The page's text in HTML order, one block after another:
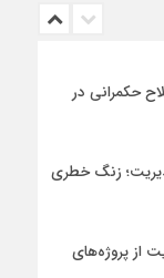
حکمرانی در
زنگ خطری
از پروژه‌های